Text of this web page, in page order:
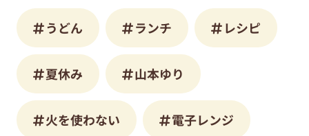
うどん ランチ レシピ
夏休み 山本ゆり
火を使わない 電子レンジ